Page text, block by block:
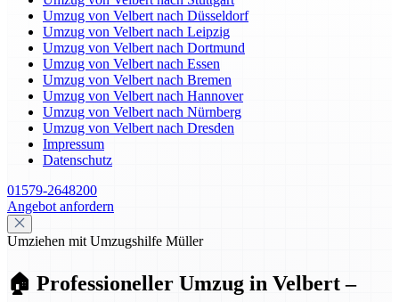
Umzug von Velbert nach Düsseldorf
Umzug von Velbert nach Leipzig
Umzug von Velbert nach Dortmund
Umzug von Velbert nach Essen
Umzug von Velbert nach Bremen
Umzug von Velbert nach Hannover
Umzug von Velbert nach Nürnberg
Umzug von Velbert nach Dresden
Impressum
Datenschutz
01579-2648200
Angebot anfordern
Umziehen mit Umzugshilfe Müller
🏠 Professioneller Umzug in Velbert –